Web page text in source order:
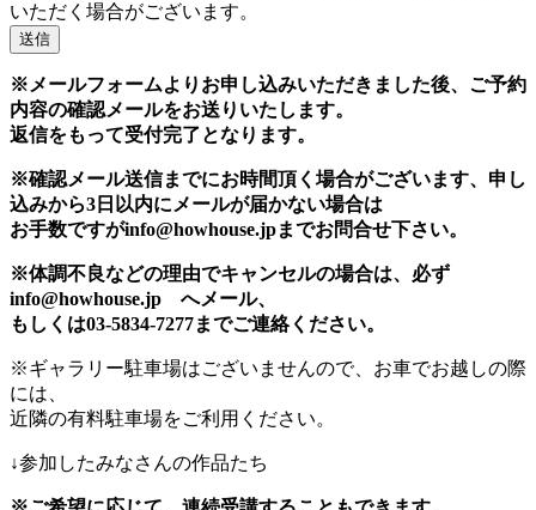
いただく場合がございます。
※メールフォームよりお申し込みいただきました後、ご予約
内容の確認メールをお送りいたします。
返信をもって受付完了となります。
※確認メール送信までにお時間頂く場合がございます、申し
込みから3日以内にメールが届かない場合は
お手数ですがinfo@howhouse.jpまでお問合せ下さい。
※体調不良などの理由でキャンセルの場合は、必ず
info@howhouse.jp へメール、
もしくは03-5834-7277までご連絡ください。
※ギャラリー駐車場はございませんので、お車でお越しの際
には、
近隣の有料駐車場をご利用ください。
↓参加したみなさんの作品たち